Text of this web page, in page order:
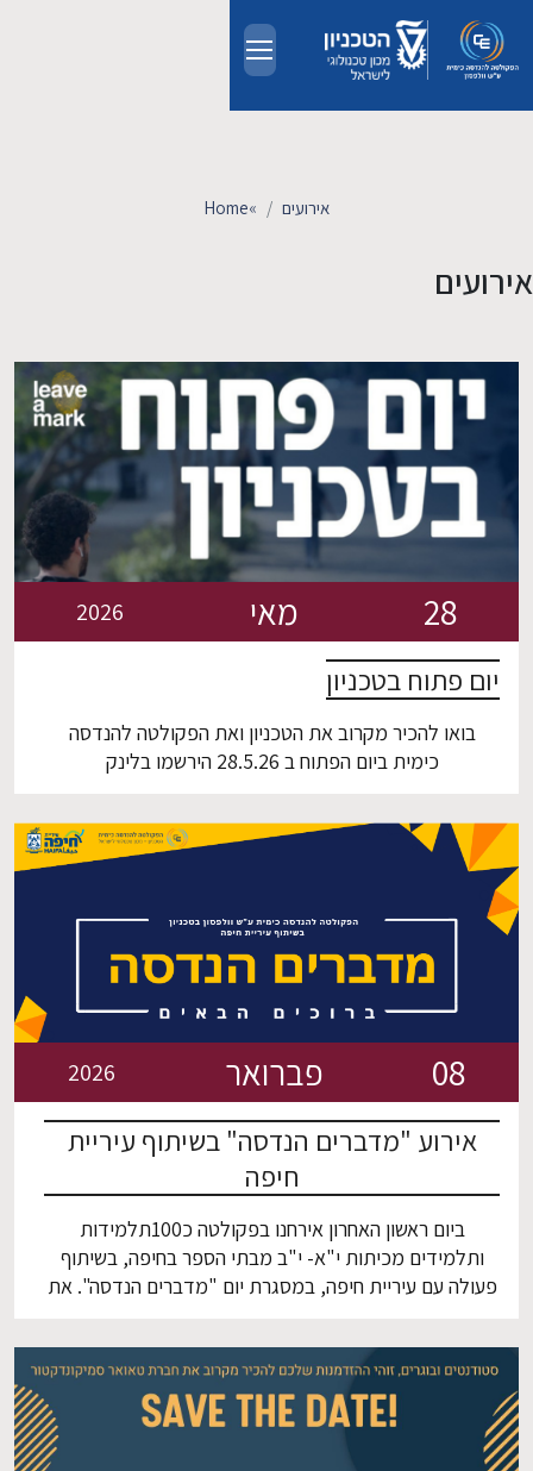
חדשות ואירועים
קשרי תעשייה
צרו קשר
Home» אירועים
אירועים
28 מאי 2026
יום פתוח בטכניון
בואו להכיר מקרוב את הטכניון ואת הפקולטה להנדסה
כימית ביום הפתוח ב 28.5.26 הירשמו בלינק
08 פברואר 2026
אירוע "מדברים הנדסה" בשיתוף עיריית
חיפה
ביום ראשון האחרון אירחנו בפקולטה כ100תלמידות
ותלמידים מכיתות י"א- י"ב מבתי הספר בחיפה, בשיתוף
פעולה עם עיריית חיפה, במסגרת יום "מדברים הנדסה". את
ננוטכנולוגיה ומחקרים ממעבדתו, והתלמידים הביעו עניין רב
ושאלו שאלות רבות. לאחר מכן המשיך היום בהרצאתה של
סיון ארבר רביב על מהי הנדסה כימית ותפקידיו […]